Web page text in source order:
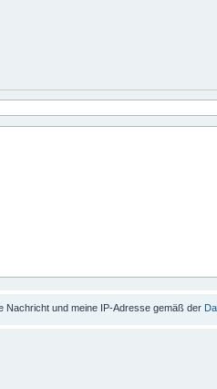
Nachricht und meine IP-Adresse gemäß der